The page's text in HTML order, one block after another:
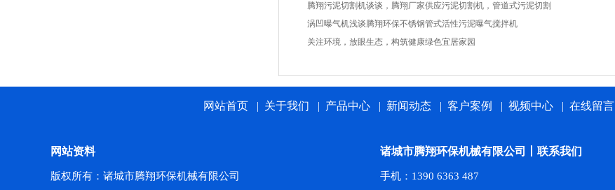
腾翔污泥切割机谈谈，腾翔厂家供应污泥切割机，管道式污泥切割
涡凹曝气机浅谈腾翔环保不锈钢管式活性污泥曝气搅拌机
关注环境，放眼生态，构筑健康绿色宜居家园
网站首页 | 关于我们 | 产品中心 | 新闻动态 | 客户案例 | 视频中心 | 在线留言
网站资料
版权所有：诸城市腾翔环保机械有限公司
诸城市腾翔环保机械有限公司丨联系我们
手机：1390 6363 487